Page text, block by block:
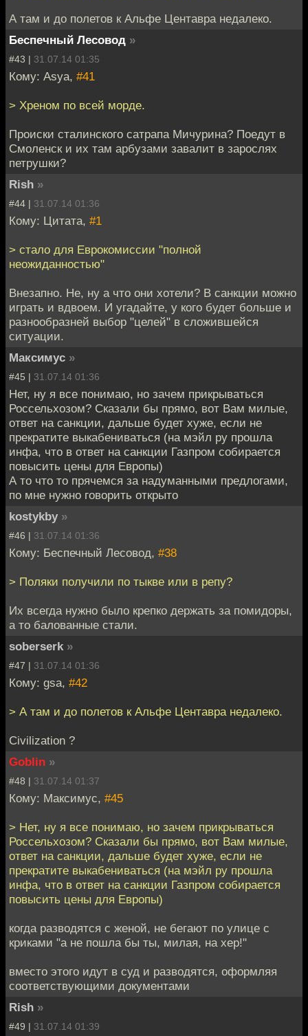
А там и до полетов к Альфе Центавра недалеко.
Беспечный Лесовод »
#43 | 31.07.14 01:35
Кому: Asya, #41
> Хреном по всей морде.
Происки сталинского сатрапа Мичурина? Поедут в
Смоленск и их там арбузами завалит в зарослях
петрушки?
Rish »
#44 | 31.07.14 01:36
Кому: Цитата, #1
> стало для Еврокомиссии "полной
неожиданностью"
Внезапно. Не, ну а что они хотели? В санкции можно
играть и вдвоем. И угадайте, у кого будет больше и
разнообразней выбор "целей" в сложившейся
ситуации.
Максимус »
#45 | 31.07.14 01:36
Нет, ну я все понимаю, но зачем прикрываться
Россельхозом? Сказали бы прямо, вот Вам милые,
ответ на санкции, дальше будет хуже, если не
прекратите выкабениваться (на мэйл ру прошла
инфа, что в ответ на санкции Газпром собирается
повысить цены для Европы)
А то что то прячемся за надуманными предлогами,
по мне нужно говорить открыто
kostykby »
#46 | 31.07.14 01:36
Кому: Беспечный Лесовод, #38
> Поляки получили по тыкве или в репу?
Их всегда нужно было крепко держать за помидоры,
а то балованные стали.
soberserk »
#47 | 31.07.14 01:36
Кому: gsa, #42
> А там и до полетов к Альфе Центавра недалеко.
Civilization ?
Goblin »
#48 | 31.07.14 01:37
Кому: Максимус, #45
> Нет, ну я все понимаю, но зачем прикрываться
Россельхозом? Сказали бы прямо, вот Вам милые,
ответ на санкции, дальше будет хуже, если не
прекратите выкабениваться (на мэйл ру прошла
инфа, что в ответ на санкции Газпром собирается
повысить цены для Европы)
когда разводятся с женой, не бегают по улице с
криками "а не пошла бы ты, милая, на хер!"
вместо этого идут в суд и разводятся, оформляя
соответствующими документами
Rish »
#49 | 31.07.14 01:39